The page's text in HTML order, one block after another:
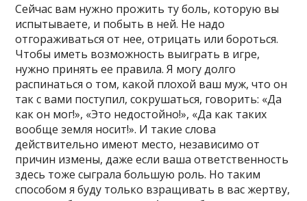
Сейчас вам нужно прожить ту боль, которую вы
испытываете, и побыть в ней. Не надо
отгораживаться от нее, отрицать или бороться.
Чтобы иметь возможность выиграть в игре,
нужно принять ее правила. Я могу долго
распинаться о том, какой плохой ваш муж, что он
так с вами поступил, сокрушаться, говорить: «Да
как он мог!», «Это недостойно!», «Да как таких
вообще земля носит!». И такие слова
действительно имеют место, независимо от
причин измены, даже если ваша ответственность
здесь тоже сыграла большую роль. Но таким
способом я буду только взращивать в вас жертву,